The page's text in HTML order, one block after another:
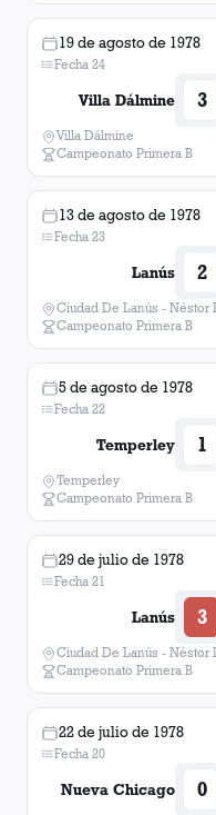
19 de agosto de 1978
Fecha 24
Villa Dálmine 3
Villa Dálmine
Campeonato Primera B
13 de agosto de 1978
Fecha 23
Lanús 2
Ciudad De Lanús - Néstor
Campeonato Primera B
5 de agosto de 1978
Fecha 22
Temperley 1
Temperley
Campeonato Primera B
29 de julio de 1978
Fecha 21
Lanús 3
Ciudad De Lanús - Néstor
Campeonato Primera B
22 de julio de 1978
Fecha 20
Nueva Chicago 0